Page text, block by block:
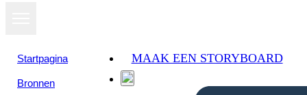
Startpagina
Bronnen
MAAK EEN STORYBOARD